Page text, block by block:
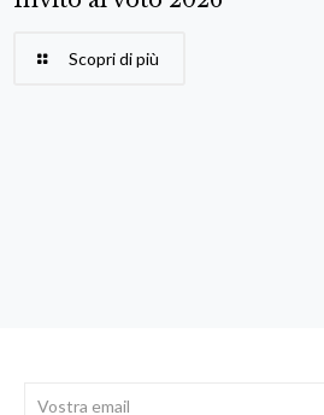
Scopri di più